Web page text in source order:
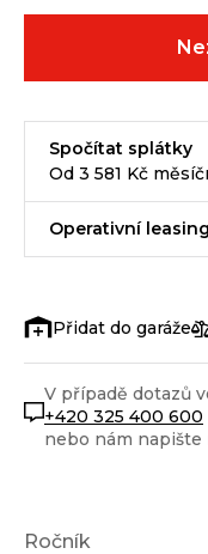
Ročník
Spočítat splátky
Od 3 581 Kč
Operativní leasing
V případě dotazů
+420 325 400 600
nebo nám napište